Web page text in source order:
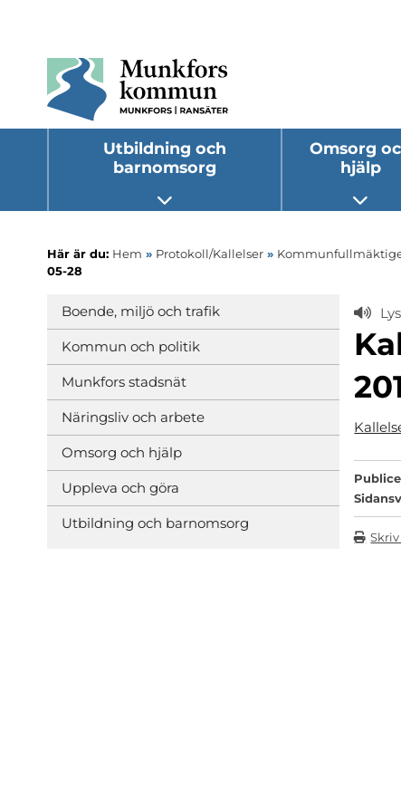
Utbildning och
barnomsorg
Öppna undermeny
Omsorg
hjälp
Här är du: Hem » Protokoll/Kallelser »
05-28
Boende, miljö och trafik
Kommun och politik
Munkfors stadsnät
Näringsliv och arbete
Omsorg och hjälp
Uppleva och göra
Utbildning och barnomsorg